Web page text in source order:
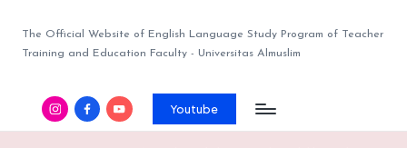
The Official Website of English Language Study Program of Teacher
Training and Education Faculty - Universitas Almuslim
Youtube